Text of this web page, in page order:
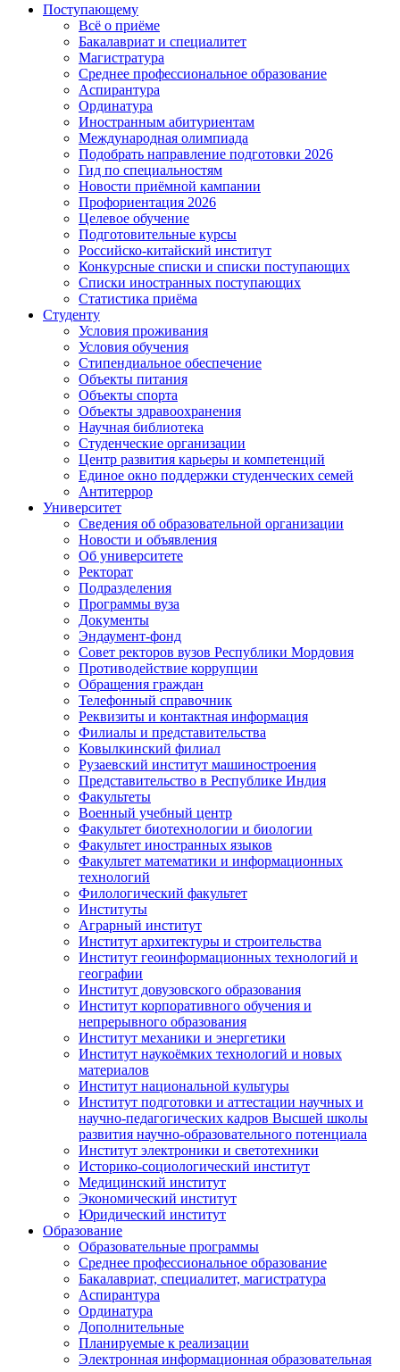
Поступающему
Всё о приёме
Бакалавриат и специалитет
Магистратура
Среднее профессиональное образование
Аспирантура
Ординатура
Иностранным абитуриентам
Международная олимпиада
Подобрать направление подготовки 2026
Гид по специальностям
Новости приёмной кампании
Профориентация 2026
Целевое обучение
Подготовительные курсы
Российско-китайский институт
Конкурсные списки и списки поступающих
Списки иностранных поступающих
Статистика приёма
Студенту
Условия проживания
Условия обучения
Стипендиальное обеспечение
Объекты питания
Объекты спорта
Объекты здравоохранения
Научная библиотека
Студенческие организации
Центр развития карьеры и компетенций
Единое окно поддержки студенческих семей
Антитеррор
Университет
Сведения об образовательной организации
Новости и объявления
Об университете
Ректорат
Подразделения
Программы вуза
Документы
Эндаумент-фонд
Совет ректоров вузов Республики Мордовия
Противодействие коррупции
Обращения граждан
Телефонный справочник
Реквизиты и контактная информация
Филиалы и представительства
Ковылкинский филиал
Рузаевский институт машиностроения
Представительство в Республике Индия
Факультеты
Военный учебный центр
Факультет биотехнологии и биологии
Факультет иностранных языков
Факультет математики и информационных
технологий
Филологический факультет
Институты
Аграрный институт
Институт архитектуры и строительства
Институт геоинформационных технологий и
географии
Институт довузовского образования
Институт корпоративного обучения и
непрерывного образования
Институт механики и энергетики
Институт наукоёмких технологий и новых
материалов
Институт национальной культуры
Институт подготовки и аттестации научных и
научно-педагогических кадров Высшей школы
развития научно-образовательного потенциала
Институт электроники и светотехники
Историко-социологический институт
Медицинский институт
Экономический институт
Юридический институт
Образование
Образовательные программы
Среднее профессиональное образование
Бакалавриат, специалитет, магистратура
Аспирантура
Ординатура
Дополнительные
Планируемые к реализации
Электронная информационная образовательная